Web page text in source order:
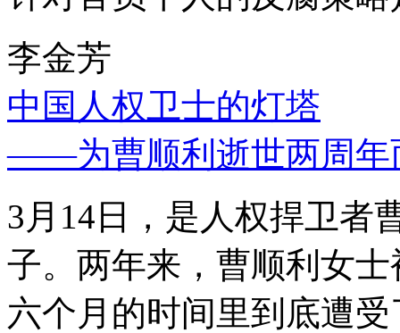
李金芳
中国人权卫士的灯塔
——为曹顺利逝世两周年
3月14日，是人权捍卫者
子。两年来，曹顺利女
六个月的时间里到底遭